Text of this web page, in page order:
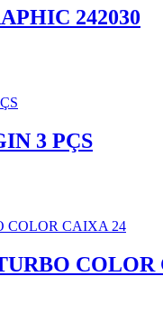
242030
3 PÇS
COLOR